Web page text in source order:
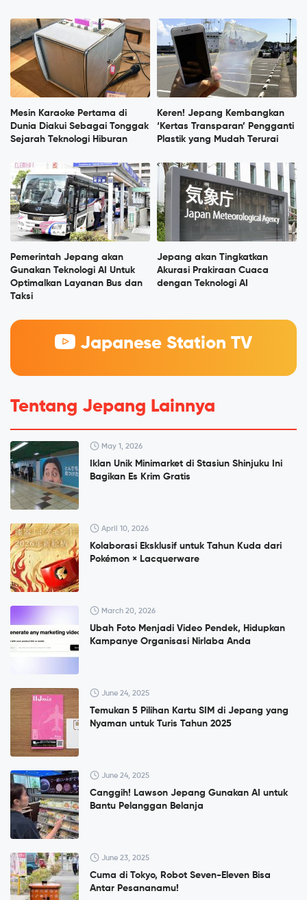
Mesin Karaoke Pertama di
Dunia Diakui Sebagai Tonggak
Sejarah Teknologi Hiburan
Keren! Jepang Kembangkan
‘Kertas Transparan’ Pengganti
Plastik yang Mudah Terurai
Pemerintah Jepang akan
Gunakan Teknologi AI Untuk
Optimalkan Layanan Bus dan
Taksi
Jepang akan Tingkatkan
Akurasi Prakiraan Cuaca
dengan Teknologi AI
Japanese Station TV
Tentang Jepang Lainnya
May 1, 2026
Iklan Unik Minimarket di Stasiun Shinjuku Ini
Bagikan Es Krim Gratis
April 10, 2026
Kolaborasi Eksklusif untuk Tahun Kuda dari
Pokémon × Lacquerware
March 20, 2026
Ubah Foto Menjadi Video Pendek, Hidupkan
Kampanye Organisasi Nirlaba Anda
June 24, 2025
Temukan 5 Pilihan Kartu SIM di Jepang yang
Nyaman untuk Turis Tahun 2025
June 24, 2025
Canggih! Lawson Jepang Gunakan AI untuk
Bantu Pelanggan Belanja
June 23, 2025
Cuma di Tokyo, Robot Seven-Eleven Bisa
Antar Pesananamu!